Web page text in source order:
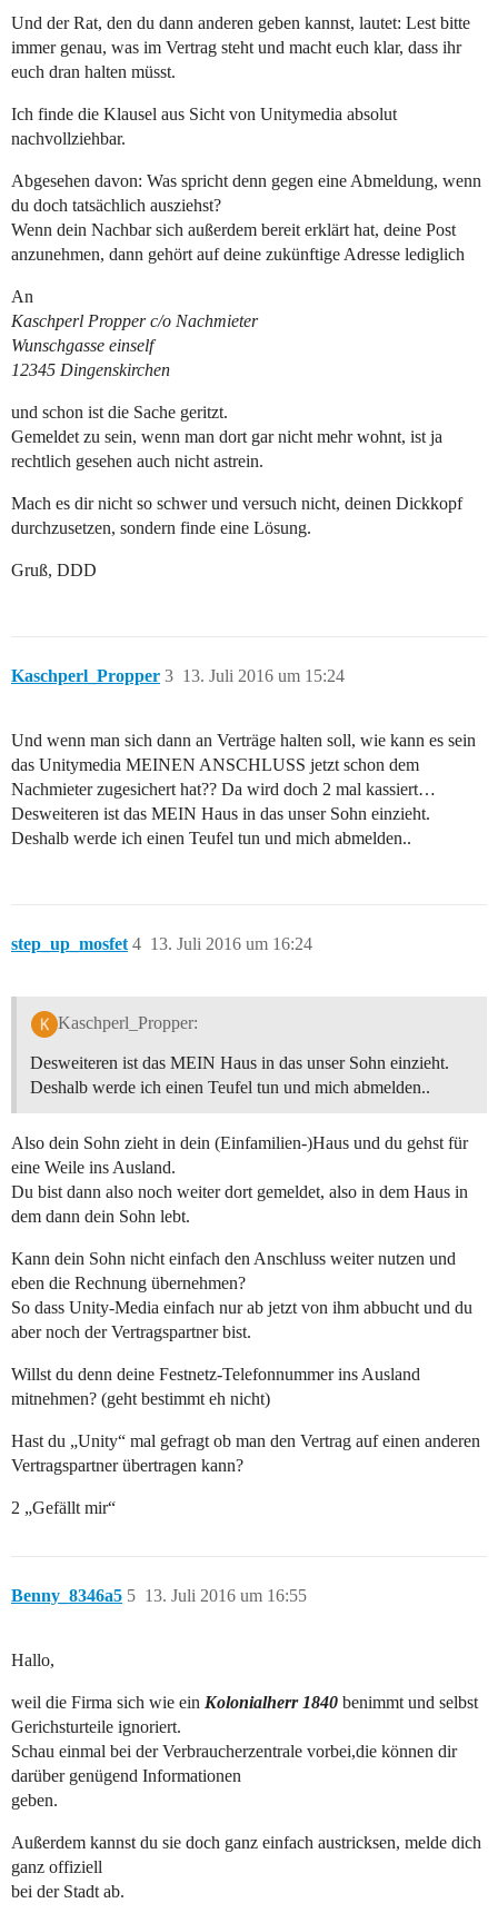
Und der Rat, den du dann anderen geben kannst, lautet: Lest bitte
immer genau, was im Vertrag steht und macht euch klar, dass ihr
euch dran halten müsst.
Ich finde die Klausel aus Sicht von Unitymedia absolut
nachvollziehbar.
Abgesehen davon: Was spricht denn gegen eine Abmeldung, wenn
du doch tatsächlich ausziehst?
Wenn dein Nachbar sich außerdem bereit erklärt hat, deine Post
anzunehmen, dann gehört auf deine zukünftige Adresse lediglich
An
Kaschperl Propper c/o Nachmieter
Wunschgasse einself
12345 Dingenskirchen
und schon ist die Sache geritzt.
Gemeldet zu sein, wenn man dort gar nicht mehr wohnt, ist ja
rechtlich gesehen auch nicht astrein.
Mach es dir nicht so schwer und versuch nicht, deinen Dickkopf
durchzusetzen, sondern finde eine Lösung.
Gruß, DDD
Kaschperl_Propper 13. Juli 2016 um 15:24
3
Und wenn man sich dann an Verträge halten soll, wie kann es sein
das Unitymedia MEINEN ANSCHLUSS jetzt schon dem
Nachmieter zugesichert hat?? Da wird doch 2 mal kassiert…
Desweiteren ist das MEIN Haus in das unser Sohn einzieht.
Deshalb werde ich einen Teufel tun und mich abmelden..
step_up_mosfet 13. Juli 2016 um 16:24
4
Kaschperl_Propper:
Desweiteren ist das MEIN Haus in das unser Sohn einzieht.
Deshalb werde ich einen Teufel tun und mich abmelden..
Also dein Sohn zieht in dein (Einfamilien-)Haus und du gehst für
eine Weile ins Ausland.
Du bist dann also noch weiter dort gemeldet, also in dem Haus in
dem dann dein Sohn lebt.
Kann dein Sohn nicht einfach den Anschluss weiter nutzen und
eben die Rechnung übernehmen?
So dass Unity-Media einfach nur ab jetzt von ihm abbucht und du
aber noch der Vertragspartner bist.
Willst du denn deine Festnetz-Telefonnummer ins Ausland
mitnehmen? (geht bestimmt eh nicht)
Hast du „Unity“ mal gefragt ob man den Vertrag auf einen anderen
Vertragspartner übertragen kann?
2 „Gefällt mir“
Benny_8346a5 13. Juli 2016 um 16:55
5
Hallo,
weil die Firma sich wie ein Kolonialherr 1840 benimmt und selbst
Gerichsturteile ignoriert.
Schau einmal bei der Verbraucherzentrale vorbei,die können dir
darüber genügend Informationen
geben.
Außerdem kannst du sie doch ganz einfach austricksen, melde dich
ganz offiziell
bei der Stadt ab.